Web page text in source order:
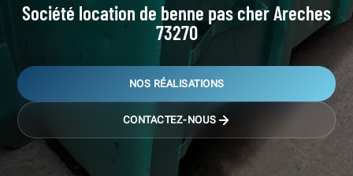
Société location de benne pas cher Areches
73270
NOS RÉALISATIONS
CONTACTEZ-NOUS